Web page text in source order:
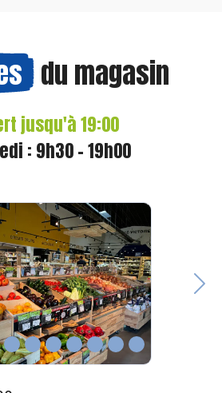
du magasin
jusqu'à 19:00
: 9h30 - 19h00